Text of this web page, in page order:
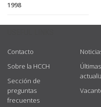
1998
Contacto
Sobre la HCCH
Sección de
preguntas
frecuentes
Últimas